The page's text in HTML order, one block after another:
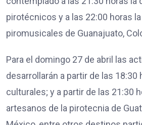
pirotécnicos y a las 22:00 horas
piromusicales de Guanajuato,
Para el domingo 27 de abril las
desarrollarán a partir de las
culturales; y a partir de las 21:30
artesanos de la pirotecnia de